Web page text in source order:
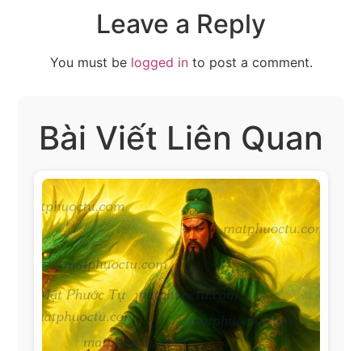
Leave a Reply
You must be logged into post a comment.
Bài Viết Liên Quan